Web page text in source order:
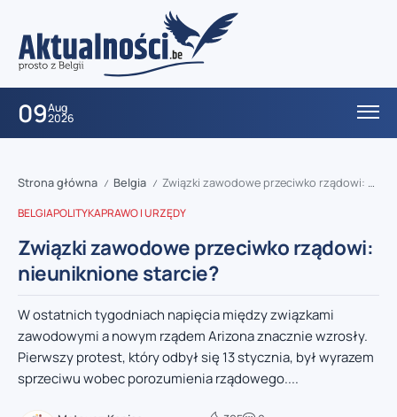
09Aug
2026
Strona główna / Belgia / Związki zawodowe przeciwko rządowi: nieuniknione starcie?
BELGIAPOLITYKAPRAWO I URZĘDY
Związki zawodowe przeciwko rządowi:
nieuniknione starcie?
W ostatnich tygodniach napięcia między związkami
zawodowymi a nowym rządem Arizona znacznie wzrosły.
Pierwszy protest, który odbył się 13 stycznia, był wyrazem
sprzeciwu wobec porozumienia rządowego....